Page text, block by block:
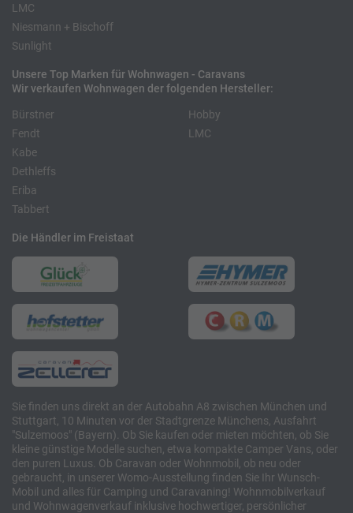
LMC
Niesmann + Bischoff
Sunlight
Unsere Top Marken für Wohnwagen - Caravans
Wir verkaufen Wohnwagen der folgenden Hersteller:
Bürstner
Fendt
Kabe
Hobby
LMC
Dethleffs
Eriba
Tabbert
Die Händler im Freistaat
Sie finden uns direkt an der Autobahn A8 zwischen München und
Stuttgart, 10 Minuten vor der Stadtgrenze Münchens, Ausfahrt
"Sulzemoos" (Bayern). Ob Sie kaufen oder mieten möchten, ob Sie
kleine günstige Modelle suchen, etwa kompakte Camper Vans, oder
den puren Luxus. Ob Caravan oder Wohnmobil, ob neu oder
gebraucht, in unserer Womo-Ausstellung finden Sie Ihr Wunsch-
Mobil und alles für Camping und Caravaning! Wohnmobilverkauf
und Wohnwagenverkauf inklusive hochwertiger, persönlicher